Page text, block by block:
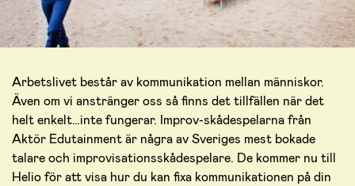
Arbetslivet består av kommunikation mellan människor.
Även om vi anstränger oss så finns det tillfällen när det
helt enkelt…inte fungerar. Improv-skådespelarna från
Aktör Edutainment är några av Sveriges mest bokade
talare och improvisationsskådespelare. De kommer nu till
Helio för att visa hur du kan fixa kommunikationen på din